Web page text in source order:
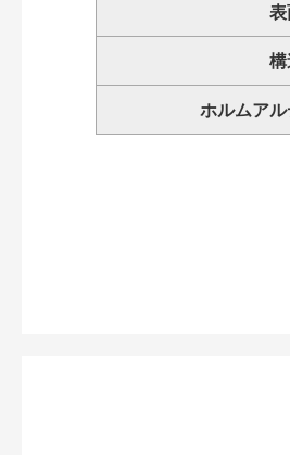
ホルムア